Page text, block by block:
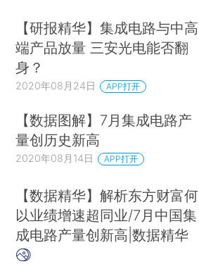
【研报精华】集成电路与中高
端产品放量 三安光电能否翻
身？
2020年08月24日 APP打开
【数据图解】7月集成电路产
量创历史新高
2020年08月14日 APP打开
【数据精华】解析东方财富何
以业绩增速超同业/7月中国集
成电路产量创新高|数据精华